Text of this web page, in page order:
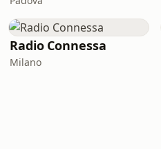
Radio Connessa
Milano